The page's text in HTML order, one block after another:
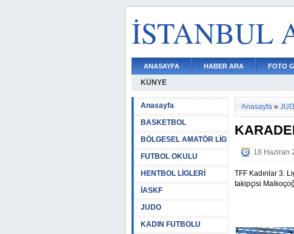
İSTANBUL
ANASAYFA HABER ARA FOTO
KÜNYE
Anasayfa
BASKETBOL
BÖLGESEL AMATÖR LİG
FUTBOL OKULU
HENTBOL LİGLERİ
İASKF
JUDO
KADIN FUTBOLU
Anasayfa »
18 Haziran
TFF Kadınlar 3.
takipçisi